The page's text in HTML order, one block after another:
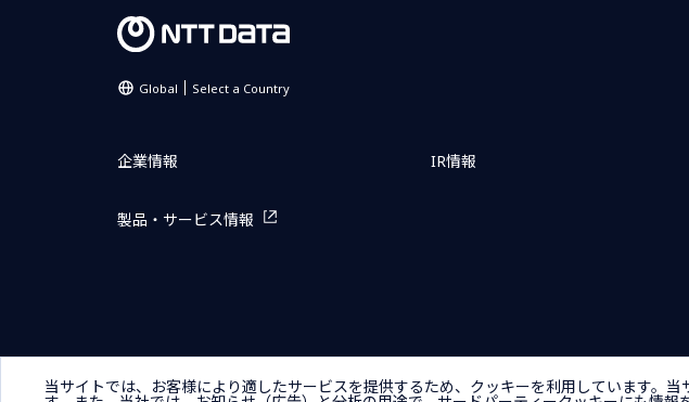
Global Select a Country
企業情報 IR情報
製品・サービス情報
当サイトでは、お客様により適したサービスを提供するため、クッキーを利用しています。